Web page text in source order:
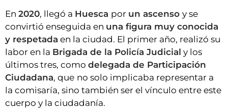
En 2020, llegó a Huesca por un ascenso y se
convirtió enseguida en una figura muy conocida
y respetada en la ciudad. El primer año, realizó su
labor en la Brigada de la Policía Judicial y los
últimos tres, como delegada de Participación
Ciudadana, que no solo implicaba representar a
la comisaría, sino también ser el vínculo entre este
cuerpo y la ciudadanía.